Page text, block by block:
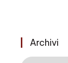
Archivi